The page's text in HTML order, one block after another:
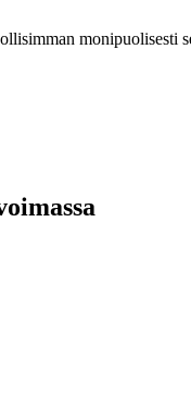
monipuolisesti